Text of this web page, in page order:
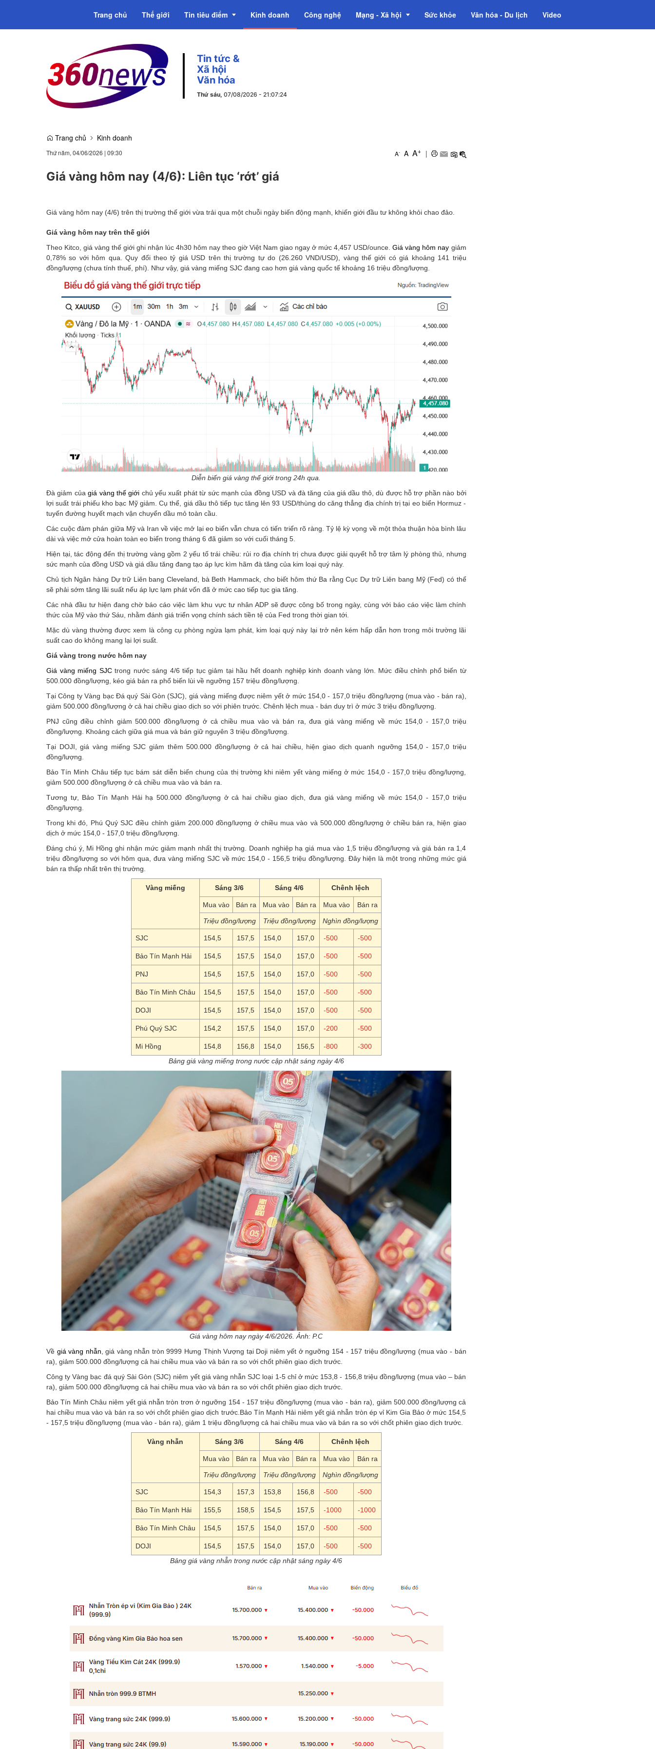
Trang chủ Thế giới Tin tiêu điểm
Emagazine
Kinh doanh Công nghệ Mạng - Xã hội Sức khỏe Văn hóa - Du lịch Video
Tin tức &
Xã hội
Văn hóa
Thứ sáu, 07/08/2026 - 21:07:26
Trang chủ Kinh doanh
Thứ năm, 04/06/2026 | 09:30 A- A A+ |
Giá vàng hôm nay (4/6): Liên tục ‘rớt’ giá
Giá vàng hôm nay (4/6) trên thị trường thế giới vừa trải qua một chuỗi ngày biến động mạnh, khiến giới đầu tư không khỏi chao đảo.
Giá vàng hôm nay trên thế giới
Theo Kitco, giá vàng thế giới ghi nhận lúc 4h30 hôm nay theo giờ Việt Nam giao ngay ở mức 4,457 USD/ounce.Giá vàng hôm nay giảm
0,78% so với hôm qua. Quy đổi theo tỷ giá USD trên thị trường tự do (26.260 VND/USD), vàng thế giới có giá khoảng 141 triệu
đồng/lượng (chưa tính thuế, phí). Như vậy, giá vàng miếng SJC đang cao hơn giá vàng quốc tế khoảng 16 triệu đồng/lượng.
Diễn biến giá vàng thế giới trong 24h qua.
Đà giảm củagiá vàng thế giới chủ yếu xuất phát từ sức mạnh của đồng USD và đà tăng của giá dầu thô, dù được hỗ trợ phần nào bởi
lợi suất trái phiếu kho bạc Mỹ giảm. Cụ thể, giá dầu thô tiếp tục tăng lên 93 USD/thùng do căng thẳng địa chính trị tại eo biển Hormuz -
tuyến đường huyết mạch vận chuyển dầu mỏ toàn cầu.
Các cuộc đàm phán giữa Mỹ và Iran về việc mở lại eo biển vẫn chưa có tiến triển rõ ràng. Tỷ lệ kỳ vọng về một thỏa thuận hòa bình lâu
dài và việc mở cửa hoàn toàn eo biển trong tháng 6 đã giảm so với cuối tháng 5.
Hiện tại, tác động đến thị trường vàng gồm 2 yếu tố trái chiều: rủi ro địa chính trị chưa được giải quyết hỗ trợ tâm lý phòng thủ, nhưng
sức mạnh của đồng USD và giá dầu tăng đang tạo áp lực kìm hãm đà tăng của kim loại quý này.
Chủ tịch Ngân hàng Dự trữ Liên bang Cleveland, bà Beth Hammack, cho biết hôm thứ Ba rằng Cục Dự trữ Liên bang Mỹ (Fed) có thể
sẽ phải sớm tăng lãi suất nếu áp lực lạm phát vốn đã ở mức cao tiếp tục gia tăng.
Các nhà đầu tư hiện đang chờ báo cáo việc làm khu vực tư nhân ADP sẽ được công bố trong ngày, cùng với báo cáo việc làm chính
thức của Mỹ vào thứ Sáu, nhằm đánh giá triển vọng chính sách tiền tệ của Fed trong thời gian tới.
Mặc dù vàng thường được xem là công cụ phòng ngừa lạm phát, kim loại quý này lại trở nên kém hấp dẫn hơn trong môi trường lãi
suất cao do không mang lại lợi suất.
Giá vàng trong nước hôm nay
Giá vàng miếng SJCtrong nước sáng 4/6 tiếp tục giảm tại hầu hết doanh nghiệp kinh doanh vàng lớn. Mức điều chỉnh phổ biến từ
500.000 đồng/lượng, kéo giá bán ra phổ biến lùi về ngưỡng 157 triệu đồng/lượng.
Tại Công ty Vàng bạc Đá quý Sài Gòn (SJC), giá vàng miếng được niêm yết ở mức 154,0 - 157,0 triệu đồng/lượng (mua vào - bán ra),
giảm 500.000 đồng/lượng ở cả hai chiều giao dịch so với phiên trước. Chênh lệch mua - bán duy trì ở mức 3 triệu đồng/lượng.
PNJ cũng điều chỉnh giảm 500.000 đồng/lượng ở cả chiều mua vào và bán ra, đưa giá vàng miếng về mức 154,0 - 157,0 triệu
đồng/lượng. Khoảng cách giữa giá mua và bán giữ nguyên 3 triệu đồng/lượng.
Tại DOJI, giá vàng miếng SJC giảm thêm 500.000 đồng/lượng ở cả hai chiều, hiện giao dịch quanh ngưỡng 154,0 - 157,0 triệu
đồng/lượng.
Bảo Tín Minh Châu tiếp tục bám sát diễn biến chung của thị trường khi niêm yết vàng miếng ở mức 154,0 - 157,0 triệu đồng/lượng,
giảm 500.000 đồng/lượng ở cả chiều mua vào và bán ra.
Tương tự, Bảo Tín Mạnh Hải hạ 500.000 đồng/lượng ở cả hai chiều giao dịch, đưa giá vàng miếng về mức 154,0 - 157,0 triệu
đồng/lượng.
Trong khi đó, Phú Quý SJC điều chỉnh giảm 200.000 đồng/lượng ở chiều mua vào và 500.000 đồng/lượng ở chiều bán ra, hiện giao
dịch ở mức 154,0 - 157,0 triệu đồng/lượng.
Đáng chú ý, Mi Hồng ghi nhận mức giảm mạnh nhất thị trường. Doanh nghiệp hạ giá mua vào 1,5 triệu đồng/lượng và giá bán ra 1,4
triệu đồng/lượng so với hôm qua, đưa vàng miếng SJC về mức 154,0 - 156,5 triệu đồng/lượng. Đây hiện là một trong những mức giá
bán ra thấp nhất trên thị trường.
Vàng miếng Sáng 3/6 Sáng 4/6 Chênh lệch
Mua vào Bán ra Mua vào Bán ra Mua vào Bán ra
Triệu đồng/lượng Triệu đồng/lượng Nghìn đồng/lượng
SJC 154,5 157,5 154,0 157,0 -500 -500
Bảo Tín Mạnh Hải 154,5 157,5 154,0 157,0 -500 -500
PNJ 154,5 157,5 154,0 157,0 -500 -500
Bảo Tín Minh Châu 154,5 157,5 154,0 157,0 -500 -500
DOJI 154,5 157,5 154,0 157,0 -500 -500
Phú Quý SJC 154,2 157,5 154,0 157,0 -200 -500
Mi Hồng 154,8 156,8 154,0 156,5 -800
-300
Bảng giá vàng miếng trong nước cập nhật sáng ngày 4/6
Giá vàng hôm nay ngày 4/6/2026. Ảnh: P.C
Về giá vàng nhẫn, giá vàng nhẫn tròn 9999 Hưng Thịnh Vượng tại Doji niêm yết ở ngưỡng 154 - 157 triệu đồng/lượng (mua vào - bán
ra), giảm 500.000 đồng/lượng cả hai chiều mua vào và bán ra so với chốt phiên giao dịch trước.
Công ty Vàng bạc đá quý Sài Gòn (SJC) niêm yết giá vàng nhẫn SJC loại 1-5 chỉ ở mức 153,8 - 156,8 triệu đồng/lượng (mua vào – bán
ra), giảm 500.000 đồng/lượng cả hai chiều mua vào và bán ra so với chốt phiên giao dịch trước.
Bảo Tín Minh Châu niêm yết giá nhẫn tròn trơn ở ngưỡng 154 - 157 triệu đồng/lượng (mua vào - bán ra), giảm 500.000 đồng/lượng cả
hai chiều mua vào và bán ra so với chốt phiên giao dịch trước.Bảo Tín Mạnh Hải niêm yết giá nhẫn tròn ép vỉ Kim Gia Bảo ở mức 154,5
- 157,5 triệu đồng/lượng (mua vào - bán ra), giảm 1 triệu đồng/lượng cả hai chiều mua vào và bán ra so với chốt phiên giao dịch trước.
Vàng nhẫn Sáng 3/6 Sáng 4/6 Chênh lệch
Mua vào Bán ra Mua vào Bán ra Mua vào Bán ra
Triệu đồng/lượng Triệu đồng/lượng Nghìn đồng/lượng
SJC 154,3 157,3 153,8 156,8 -500 -500
Bảo Tín Mạnh Hải 155,5 158,5 154,5 157,5 -1000 -1000
Bảo Tín Minh Châu 154,5 157,5 154,0 157,0 -500 -500
DOJI 154,5 157,5 154,0 157,0 -500
-500
Bảng giá vàng nhẫn trong nước cập nhật sáng ngày 4/6